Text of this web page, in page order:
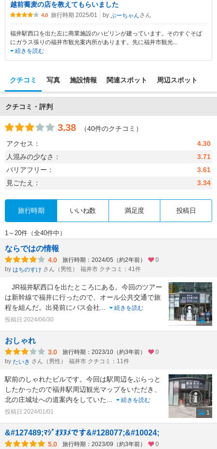
越前蕎麦の店を教えてもらいました
4.0 旅行時期 2025/01 by ぷーちゃんさん
福井駅西口を出た左に商業施設のハピリンが建っています。そのすぐそば
にガラス張りの福井市観光案内所があります。先に福井市観光...
続きを読む
クチコミ 写真 施設情報 関連スポット 周辺スポット
クチコミ・評判
3.38
（40件のクチコミ）
アクセス：
4.30
人混みの少なさ：
3.71
バリアフリー：
3.61
見ごたえ：
3.34
旅行時期 いいね数 満足度 投稿日
1～20件（全40件中）
ならではの情報
4.0 旅行時期：2024/05（約2年前）
0
by はちのすけ さん（男性） 福井市 クチコミ：41件
JR福井駅西口を出たところにある。今回のツアー
は新幹線で福井に行ったので、オール公共交通で旅
程を組んだ。出発前にバス会社
続きを読む
投稿日:2024/06/30
1
おしゃれ
3.0 旅行時期：2023/10（約3年前）
0
by たいき さん（男性） 福井市 クチコミ：11件
駅前のしゃれたビルです。今回は駅周辺をぶらっと
したかったので福井駅周辺観光マップをいただき、
北の庄城址への道案内をしていた
続きを読む
投稿日:2024/01/01
1
&#127489;ﾏｼﾞｵﾇﾇﾒです&#128077;&#10024;
5.0 旅行時期：2023/09（約3年前）
0